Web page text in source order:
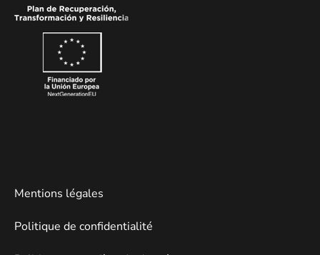
Mentions légales
Politique de confidentialité